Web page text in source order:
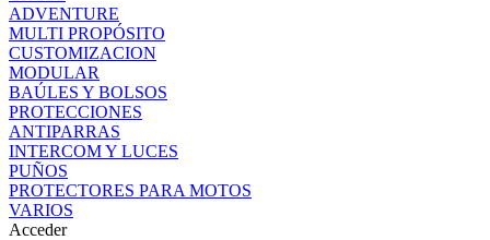
ADVENTURE
MULTI PROPÓSITO
CUSTOMIZACION
MODULAR
BAÚLES Y BOLSOS
PROTECCIONES
ANTIPARRAS
INTERCOM Y LUCES
PUÑOS
PROTECTORES PARA MOTOS
VARIOS
Acceder